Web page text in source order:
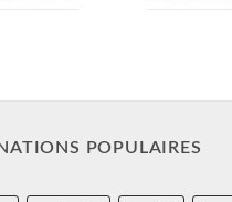
POPULAIRES